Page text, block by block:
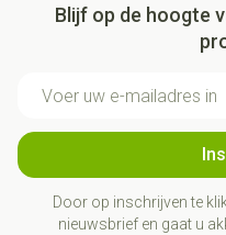
Blijf op de hoogte
Door op inschrijven te
nieuwsbrief en gaat u